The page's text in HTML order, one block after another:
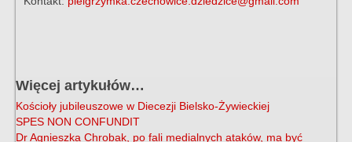
Więcej artykułów…
Kościoły jubileuszowe w Diecezji Bielsko-Żywieckiej
SPES NON CONFUNDIT
Dr Agnieszka Chrobak, po fali medialnych ataków, ma być